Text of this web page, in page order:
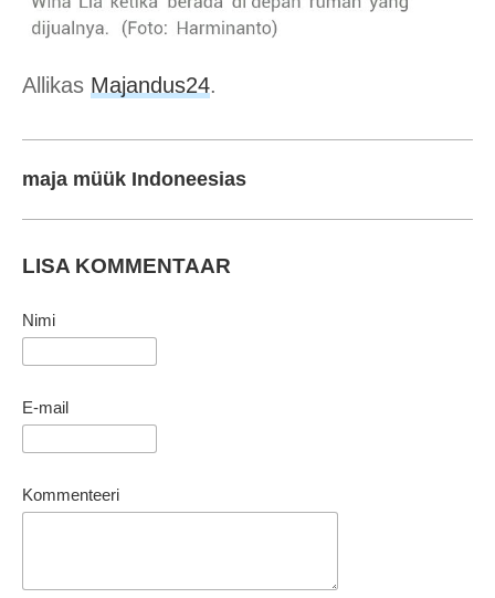
Allikas Majandus24.
maja müük Indoneesias
LISA KOMMENTAAR
Nimi
E-mail
Kommenteeri